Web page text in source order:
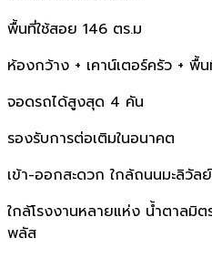
พื้นที่ใช้สอย 146 ตร.ม
ห้องกว้าง + เคาน์เตอร์ครัว + พื้
จอดรถได้สูงสุด 4 คัน
รองรับการต่อเติมในอนาคต
เข้า-ออกสะดวก ใกล้ถนนมะลิวั
ใกล้โรงงานหลายแห่ง น้ำตาลมิ
พลัส